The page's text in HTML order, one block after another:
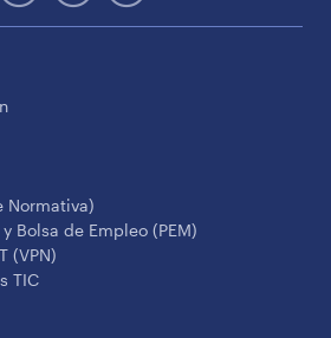
Normativa)
Bolsa de Empleo (PEM)
(VPN)
TIC